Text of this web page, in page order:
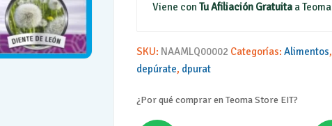
Viene conTu Afiliación Gratuita a Teoma
SKU: NAAMLQ00002 Categorías: Alimentos,
depúrate, dpurat
¿Por qué comprar en Teoma Store EIT?